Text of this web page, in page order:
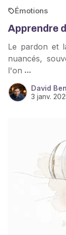
Émotions
Apprendre
Le pardon et
nuancés,
l'on
David
3 janv.